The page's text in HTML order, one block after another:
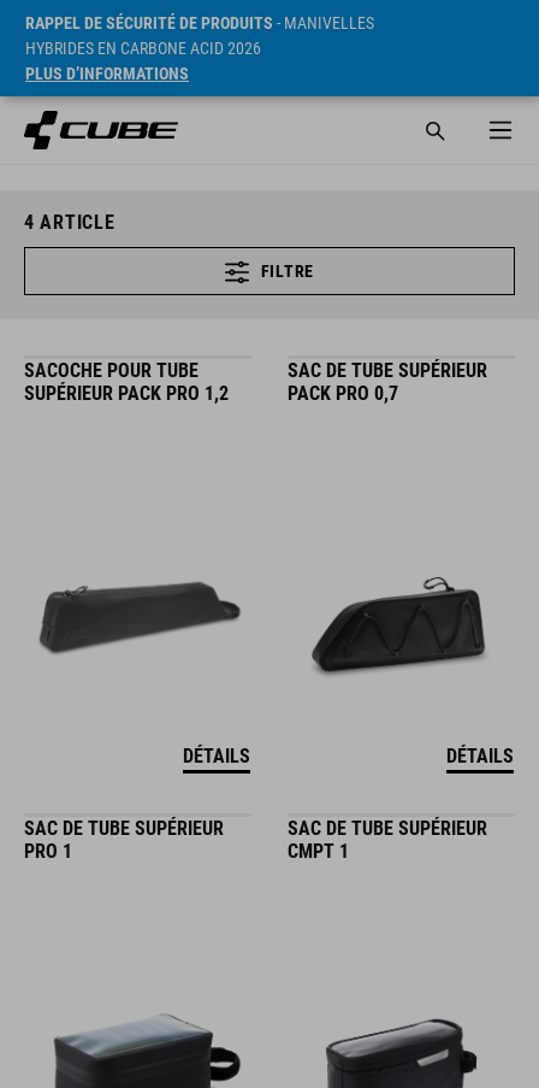
RAPPEL DE SÉCURITÉ DE PRODUITS - MANIVELLES
HYBRIDES EN CARBONE ACID 2026
PLUS D’INFORMATIONS
4 ARTICLE
FILTRE
SACOCHE POUR TUBE
SUPÉRIEUR PACK PRO 1,2
DÉTAILS
SAC DE TUBE SUPÉRIEUR
PACK PRO 0,7
DÉTAILS
SAC DE TUBE SUPÉRIEUR
PRO 1
SAC DE TUBE SUPÉRIEUR
CMPT 1